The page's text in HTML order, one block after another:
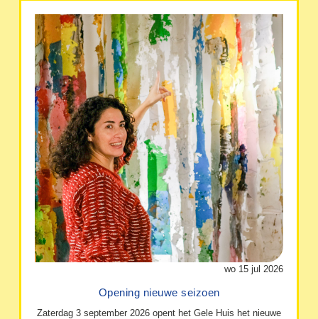
wo 15 jul 2026
Opening nieuwe seizoen
Zaterdag 3 september 2026 opent het Gele Huis het nieuwe